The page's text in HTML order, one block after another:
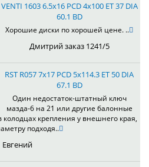
VENTI 1603 6.5x16 PCD 4x100 ET 37 DIA
60.1 BD
Хорошие диски по хорошей цене. ..
Дмитрий заказ 1241/5
RST R057 7x17 PCD 5x114.3 ET 50 DIA
67.1 BD
Один недостаток-штатный ключ
мазда-6 на 21 или другие балонные
крепления у внешнего края,
подходя..
Евгений